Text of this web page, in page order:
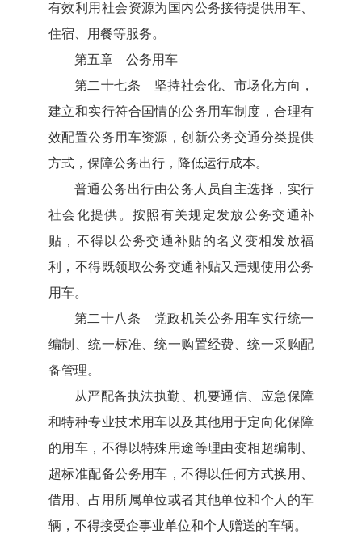
有效利用社会资源为国内公务接待提供用车、
住宿、用餐等服务。
第五章 公务用车
第二十七条 坚持社会化、市场化方向，
建立和实行符合国情的公务用车制度，合理有
效配置公务用车资源，创新公务交通分类提供
方式，保障公务出行，降低运行成本。
普通公务出行由公务人员自主选择，实行
社会化提供。按照有关规定发放公务交通补
贴，不得以公务交通补贴的名义变相发放福
利，不得既领取公务交通补贴又违规使用公务
用车。
第二十八条 党政机关公务用车实行统一
编制、统一标准、统一购置经费、统一采购配
备管理。
从严配备执法执勤、机要通信、应急保障
和特种专业技术用车以及其他用于定向化保障
的用车，不得以特殊用途等理由变相超编制、
超标准配备公务用车，不得以任何方式换用、
借用、占用所属单位或者其他单位和个人的车
辆，不得接受企事业单位和个人赠送的车辆。